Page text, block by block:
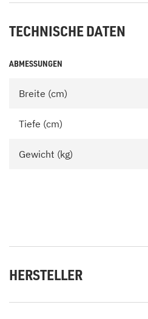
TECHNISCHE DATEN
ABMESSUNGEN
Breite (cm)
Tiefe (cm)
Gewicht (kg)
HERSTELLER